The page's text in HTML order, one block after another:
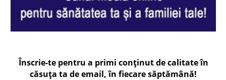
Înscrie-te pentru a primi conținut de calitate în
căsuța ta de email, în fiecaresăptămână!